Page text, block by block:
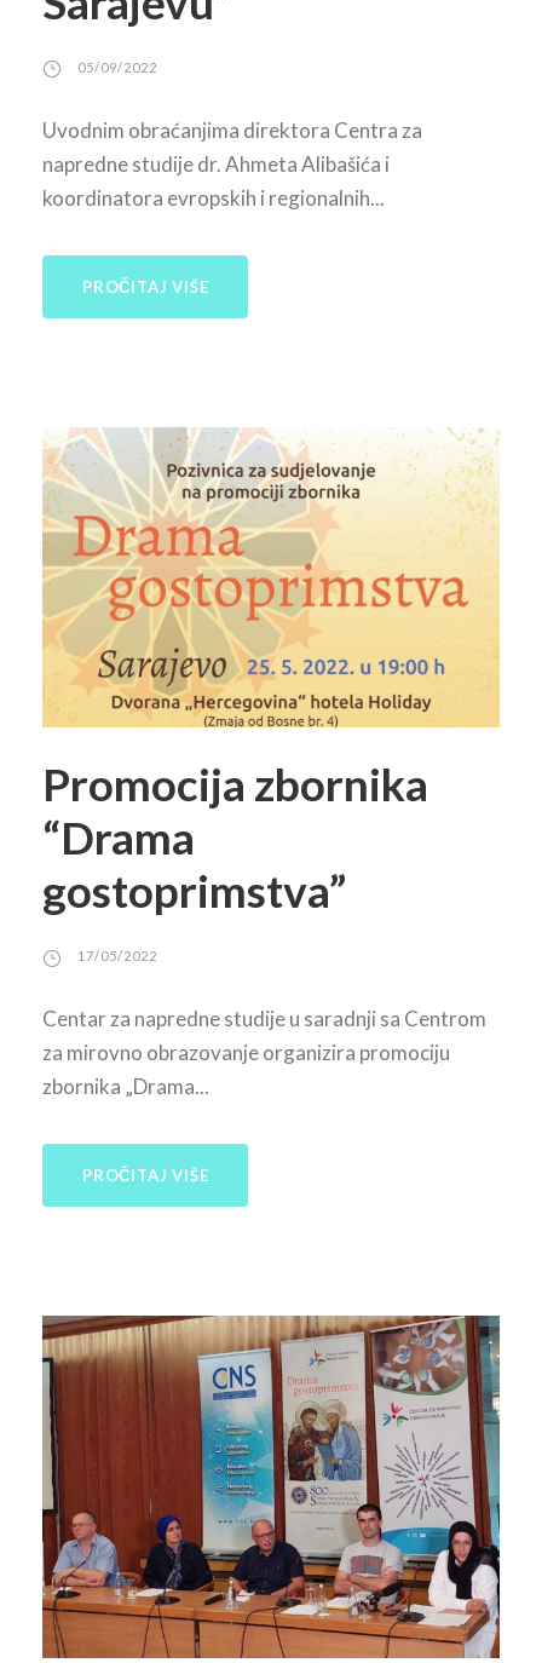
05/09/2022
Uvodnim obraćanjima direktora Centra za
napredne studije dr. Ahmeta Alibašića i
koordinatora evropskih i regionalnih...
PROČITAJ VIŠE
Promocija zbornika
“Drama
gostoprimstva”
17/05/2022
Centar za napredne studije u saradnji sa Centrom
za mirovno obrazovanje organizira promociju
zbornika „Drama...
PROČITAJ VIŠE